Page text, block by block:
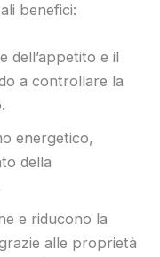
benefici:
dell’appetito e il
a controllare la
energetico,
della
e riducono la
alle proprietà